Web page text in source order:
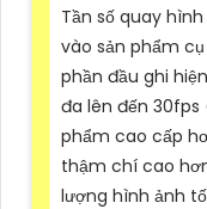
Tần số quay
vào sản phẩm
phần đầu ghi
đa lên đến
phẩm cao cấp
thậm chí cao
lượng hình ảnh